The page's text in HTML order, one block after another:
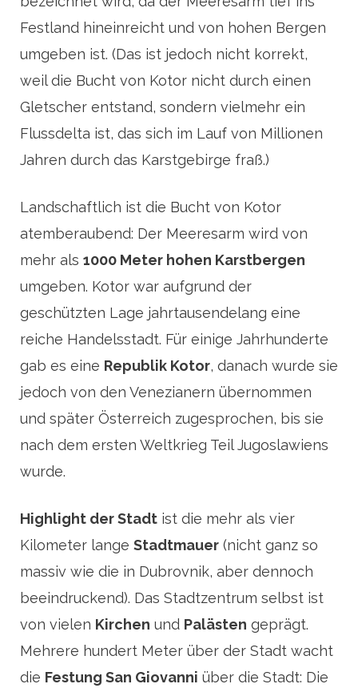
Festland hineinreicht und von hohen Bergen
umgeben ist. (Das ist jedoch nicht korrekt,
weil die Bucht von Kotor nicht durch einen
Gletscher entstand, sondern vielmehr ein
Flussdelta ist, das sich im Lauf von Millionen
Jahren durch das Karstgebirge fraß.)
Landschaftlich ist die Bucht von Kotor
atemberaubend: Der Meeresarm wird von
mehr als 1000 Meter hohen Karstbergen
umgeben. Kotor war aufgrund der
geschützten Lage jahrtausendelang eine
reiche Handelsstadt. Für einige Jahrhunderte
gab es eine Republik Kotor, danach wurde sie
jedoch von den Venezianern übernommen
und später Österreich zugesprochen, bis sie
nach dem ersten Weltkrieg Teil Jugoslawiens
wurde.
Highlight der Stadt ist die mehr als vier
Kilometer lange Stadtmauer (nicht ganz so
massiv wie die in Dubrovnik, aber dennoch
beeindruckend). Das Stadtzentrum selbst ist
von vielen Kirchen und Palästen geprägt.
Mehrere hundert Meter über der Stadt wacht
die Festung San Giovanni über die Stadt: Die